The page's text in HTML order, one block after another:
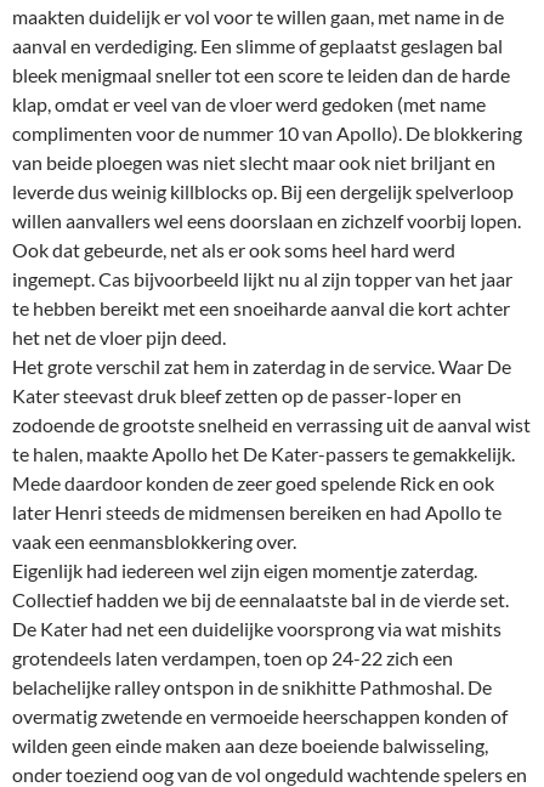
maakten duidelijk er vol voor te willen gaan, met name in de
aanval en verdediging. Een slimme of geplaatst geslagen bal
bleek menigmaal sneller tot een score te leiden dan de harde
klap, omdat er veel van de vloer werd gedoken (met name
complimenten voor de nummer 10 van Apollo). De blokkering
van beide ploegen was niet slecht maar ook niet briljant en
leverde dus weinig killblocks op. Bij een dergelijk spelverloop
willen aanvallers wel eens doorslaan en zichzelf voorbij lopen.
Ook dat gebeurde, net als er ook soms heel hard werd
ingemept. Cas bijvoorbeeld lijkt nu al zijn topper van het jaar
te hebben bereikt met een snoeiharde aanval die kort achter
het net de vloer pijn deed.
Het grote verschil zat hem in zaterdag in de service. Waar De
Kater steevast druk bleef zetten op de passer-loper en
zodoende de grootste snelheid en verrassing uit de aanval wist
te halen, maakte Apollo het De Kater-passers te gemakkelijk.
Mede daardoor konden de zeer goed spelende Rick en ook
later Henri steeds de midmensen bereiken en had Apollo te
vaak een eenmansblokkering over.
Eigenlijk had iedereen wel zijn eigen momentje zaterdag.
Collectief hadden we bij de eennalaatste bal in de vierde set.
De Kater had net een duidelijke voorsprong via wat mishits
grotendeels laten verdampen, toen op 24-22 zich een
belachelijke ralley ontspon in de snikhitte Pathmoshal. De
overmatig zwetende en vermoeide heerschappen konden of
wilden geen einde maken aan deze boeiende balwisseling,
onder toeziend oog van de vol ongeduld wachtende spelers en